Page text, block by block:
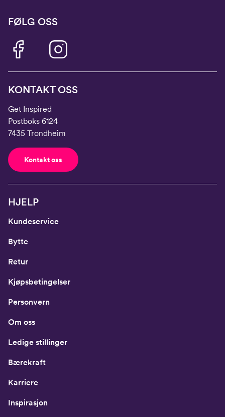
FØLG OSS
KONTAKT OSS
Get Inspired
Postboks 6124
7435 Trondheim
Kontakt oss
HJELP
Kundeservice
Bytte
Retur
Kjøpsbetingelser
Personvern
Om oss
Ledige stillinger
Bærekraft
Karriere
Inspirasjon